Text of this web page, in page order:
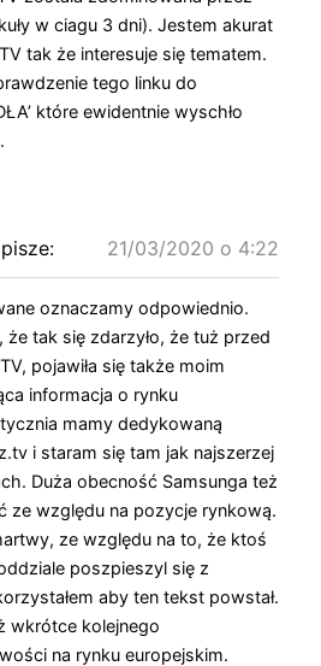
w ciagu 3 dni). Jestem akurat
tak że interesuje się tematem.
tego linku do
które ewidentnie wyschło
pisze: 21/03/2020 o 4:22
oznaczamy odpowiednio.
że tak się zdarzyło, że tuż przed
pojawiła się także moim
informacja o rynku
mamy dedykowaną
i staram się tam jak najszerzej
Duża obecność Samsunga też
ze względu na pozycje rynkową.
ze względu na to, że ktoś
poszpieszyl się z
aby ten tekst powstał.
wkrótce kolejnego
na rynku europejskim.